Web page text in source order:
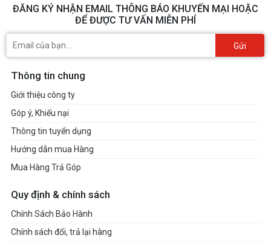
ĐĂNG KÝ NHẬN EMAIL THÔNG BÁO KHUYẾN MẠI HOẶC
ĐỂ ĐƯỢC TƯ VẤN MIỄN PHÍ
Gửi
Thông tin chung
Giới thiệu công ty
Góp ý, Khiếu nại
Thông tin tuyển dụng
Hướng dẫn mua Hàng
Mua Hàng Trả Góp
Quy định & chính sách
Chính Sách Bảo Hành
Chính sách đổi, trả lại hàng